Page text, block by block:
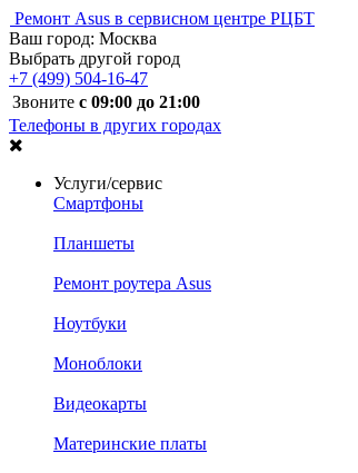
Ремонт Asus в сервисном центре РЦБТ
Ваш город: Москва
Выбрать другой город
+7 (499) 504-16-47
Звоните с 09:00 до 21:00
Телефоны в других городах
Услуги/сервис
Смартфоны
Планшеты
Ремонт роутера Asus
Ноутбуки
Моноблоки
Видеокарты
Материнские платы